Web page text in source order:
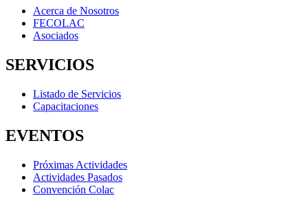
Acerca de Nosotros
FECOLAC
Asociados
SERVICIOS
Listado de Servicios
Capacitaciones
EVENTOS
Próximas Actividades
Actividades Pasados
Convención Colac